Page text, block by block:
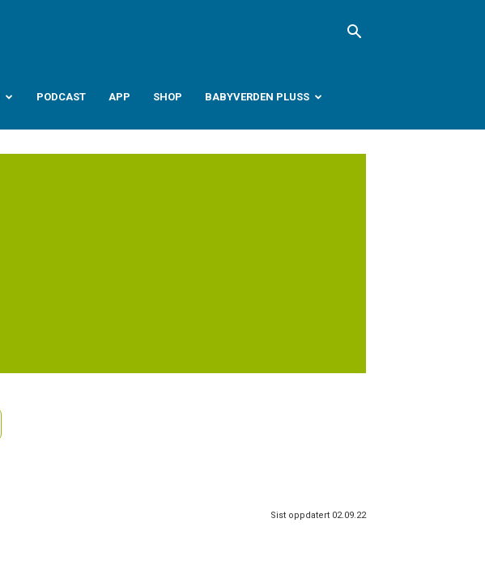
PODCAST APP SHOP BABYVERDEN PLUSS
Sist oppdatert 02.09.22